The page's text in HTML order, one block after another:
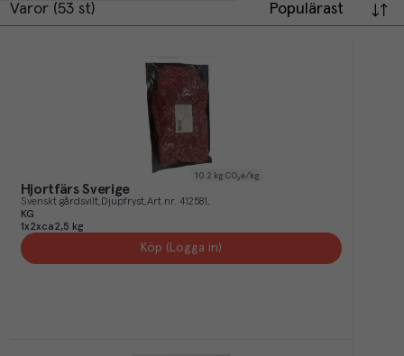
Varor (53 st) Populärast
10.2 kg CO₂e/kg
Hjortfärs Sverige
Svenskt gårdsvilt Djupfryst Art.nr. 412581
KG
1x2xca2,5 kg
Köp (Logga in)